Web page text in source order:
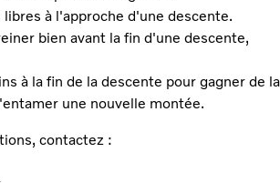
libres à l'approche d'une descente.
bien avant la fin d'une descente,
à la fin de la descente pour gagner de la
une nouvelle montée.
contactez :